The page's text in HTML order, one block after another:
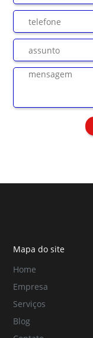
Mapa do site
Home
Empresa
Serviços
Blog